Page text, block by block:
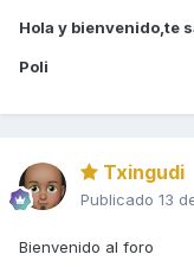
Hola y bienvenido,te
Poli
Txingudi
Publicado 13
Bienvenido al foro